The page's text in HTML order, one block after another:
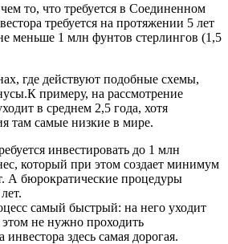
то, что требуется в Соединенном
требуется на протяжении 5 лет
меньше 1 млн фунтов стерлингов (1,5
где действуют подобные схемы,
примеру, на рассмотрение
в среднем 2,5 года, хотя
там самые низкие в мире.
инвестировать до 1 млн
который при этом создает минимум
А бюрократические процедуры
самый быстрый: на него уходит
не нужно проходить
здесь самая дорогая.